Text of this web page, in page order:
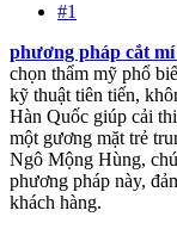
#1
phương pháp cắt
chọn thẩm mỹ phổ
kỹ thuật tiên tiến,
Hàn Quốc giúp cải
một gương mặt trẻ
Ngô Mộng Hùng,
phương pháp này,
khách hàng.